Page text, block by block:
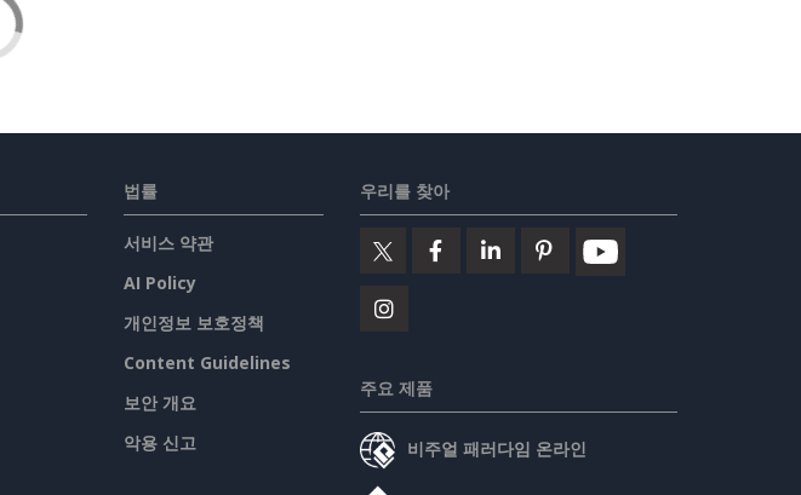
법률
서비스 약관
AI Policy
개인정보 보호정책
Content Guidelines
보안 개요
악용 신고
우리를 찾아
주요 제품
비주얼 패러다임 온라인